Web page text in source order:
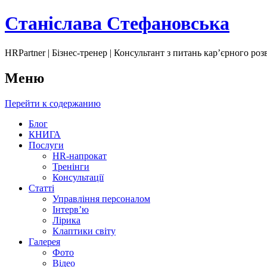
Станіслава Стефановська
HRPartner | Бізнес-тренер | Консультант з питань карʼєрного
Меню
Перейти к содержанию
Блог
КНИГА
Послуги
HR-напрокат
Тренінги
Консультації
Статті
Управління персоналом
Інтервʼю
Лірика
Клаптики світу
Галерея
Фото
Відео